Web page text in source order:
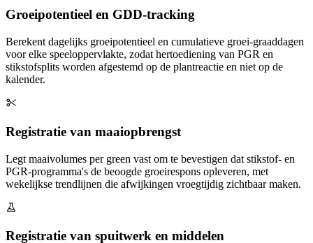
Groeipotentieel en GDD-tracking
Berekent dagelijks groeipotentieel en cumulatieve groei-graaddagen
voor elke speeloppervlakte, zodat hertoediening van PGR en
stikstofsplits worden afgestemd op de plantreactie en niet op de
kalender.
Registratie van maaiopbrengst
Legt maaivolumes per green vast om te bevestigen dat stikstof- en
PGR-programma's de beoogde groeirespons opleveren, met
wekelijkse trendlijnen die afwijkingen vroegtijdig zichtbaar maken.
Registratie van spuitwerk en middelen